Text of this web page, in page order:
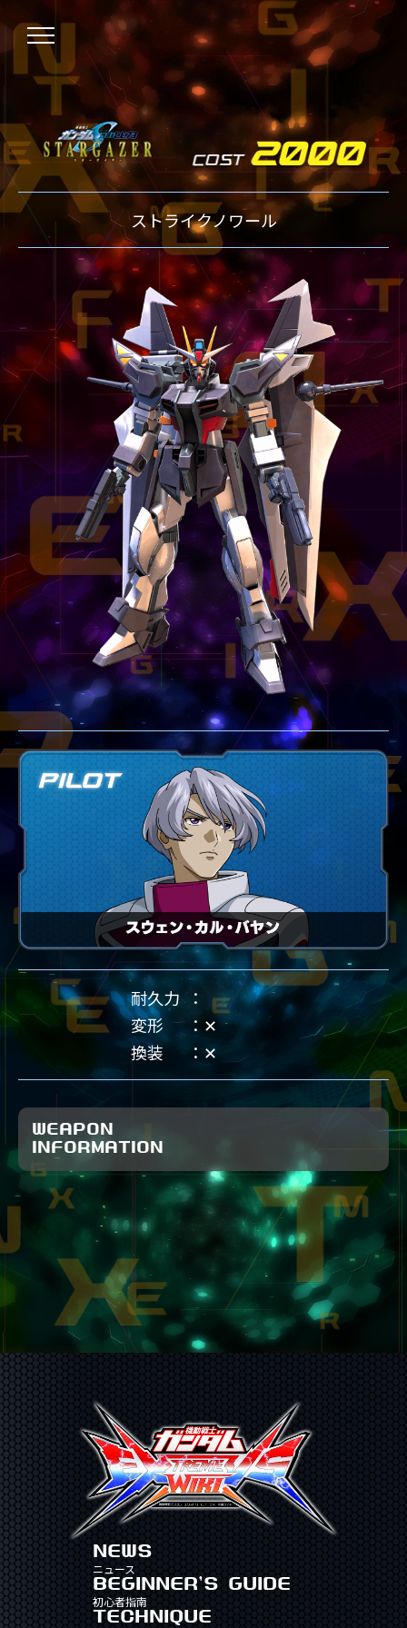
NEWS
ニュース
OVER BOOST
オーバーブースト
XVOOST
クロスブースト
EXVS2
エクストリームバーサス2
MAXI BOOST ON
マキシブーストオン
BEGINNER'S GUIDE
初心者指南
TECHNIQUE
テクニック
GLOSSARY
BUTTON PLACEMENT
ゲームパッドボタン配置
TWITTER
ツイッター
YOUTUBE
ユーチューブ
ストライクノワール
耐久力
変形
✕
換装
✕
WEAPON
INFORMATION
NEWS
ニュース
BEGINNER'S GUIDE
初心者指南
TECHNIQUE